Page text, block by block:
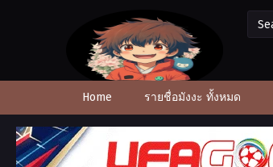
Home รายชื่อมังงะ ทั้งหมด